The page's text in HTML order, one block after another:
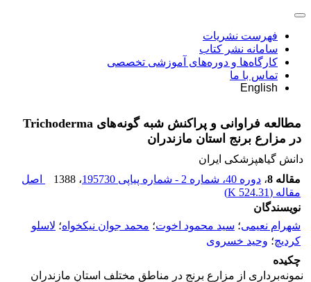
فهرست نشریات
سامانه نشر کتاب
کارگاه‌ها و دوره‌های آموزشی تخصصی
تماس با ما
English
مطالعه فراوانی و پراکنش شبه گونه‌های Trichoderma
در مزارع برنج استان مازندران
دانش گیاهپزشکی ایران
مقاله 8
، دوره 40، شماره 2 - شماره پیاپی 195730 ، 1388
اصل
مقاله (524.31 K
)
نویسندگان
شهرام نعیمی؛ سید محمود اخوت؛ محمد جوان نیکخواه؛ لاسلو
کردیچ؛ وحید خسروی
چکیده
نمونه‌برداری از مزارع برنج در مناطق مختلف استان مازندران